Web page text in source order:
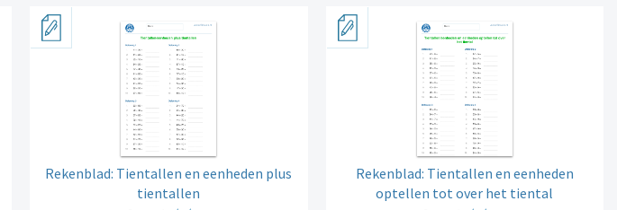
Rekenblad: Tientallen en eenheden plus
tientallen
Rekenblad: Tientallen en eenheden
optellen tot over het tiental